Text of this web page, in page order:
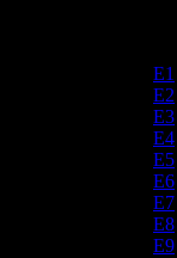
E1
E2
E3
E4
E5
E6
E7
E8
E9